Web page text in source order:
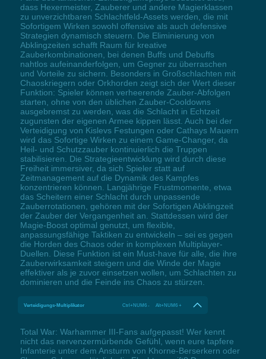
dass Hexermeister, Zauberer und andere Magierklassen
zu unverzichtbaren Schlachtfeld-Assets werden, die mit
Sofortigem Wirken sowohl offensive als auch defensive
Strategien dynamisch steuern. Die Eliminierung von
Abklingzeiten schafft Raum für kreative
Zauberkombinationen, bei denen Buffs und Debuffs
nahtlos aufeinanderfolgen, um Gegner zu überraschen
und Vorteile zu sichern. Besonders in Großschlachten mit
Chaoskriegern oder Orkhorden zeigt sich der Wert dieser
Funktion: Spieler können verheerende Zauber-Abfolgen
starten, ohne von den üblichen Zauber-Cooldowns
ausgebremst zu werden, was die Schlacht in Echtzeit
zugunsten der eigenen Armee kippen lässt. Auch bei der
Verteidigung von Kislevs Festungen oder Cathays Mauern
wird das Sofortige Wirken zu einem Game-Changer, da
Heil- und Schutzzauber kontinuierlich die Truppen
stabilisieren. Die Strategieentwicklung wird durch diese
Freiheit immersiver, da sich Spieler statt auf
Zeitmanagement auf die Dynamik des Kampfes
konzentrieren können. Langjährige Frustmomente, etwa
das Scheitern einer Schlacht durch unpassende
Zauberrotationen, gehören mit der Sofortigen Abklingzeit
der Zauber der Vergangenheit an. Stattdessen wird der
Magie-Boost optimal genutzt, um flexible,
anpassungsfähige Taktiken zu entwickeln – sei es gegen
die Horden des Chaos oder in komplexen Multiplayer-
Duellen. Diese Funktion ist ein Must-have für alle, die ihre
Zauberwirksamkeit steigern und die Winde der Magie
effektiver als je zuvor einsetzen wollen, um Schlachten zu
dominieren und die Feinde ins Chaos zu stürzen.
Verteidigungs-Multiplikator Ctrl+NUM6 - Alt+NUM6 +
Total War: Warhammer III-Fans aufgepasst! Wer kennt
nicht das nervenzermürbende Gefühl, wenn eure tapfere
Infanterie unter dem Ansturm von Khorne-Berserkern oder